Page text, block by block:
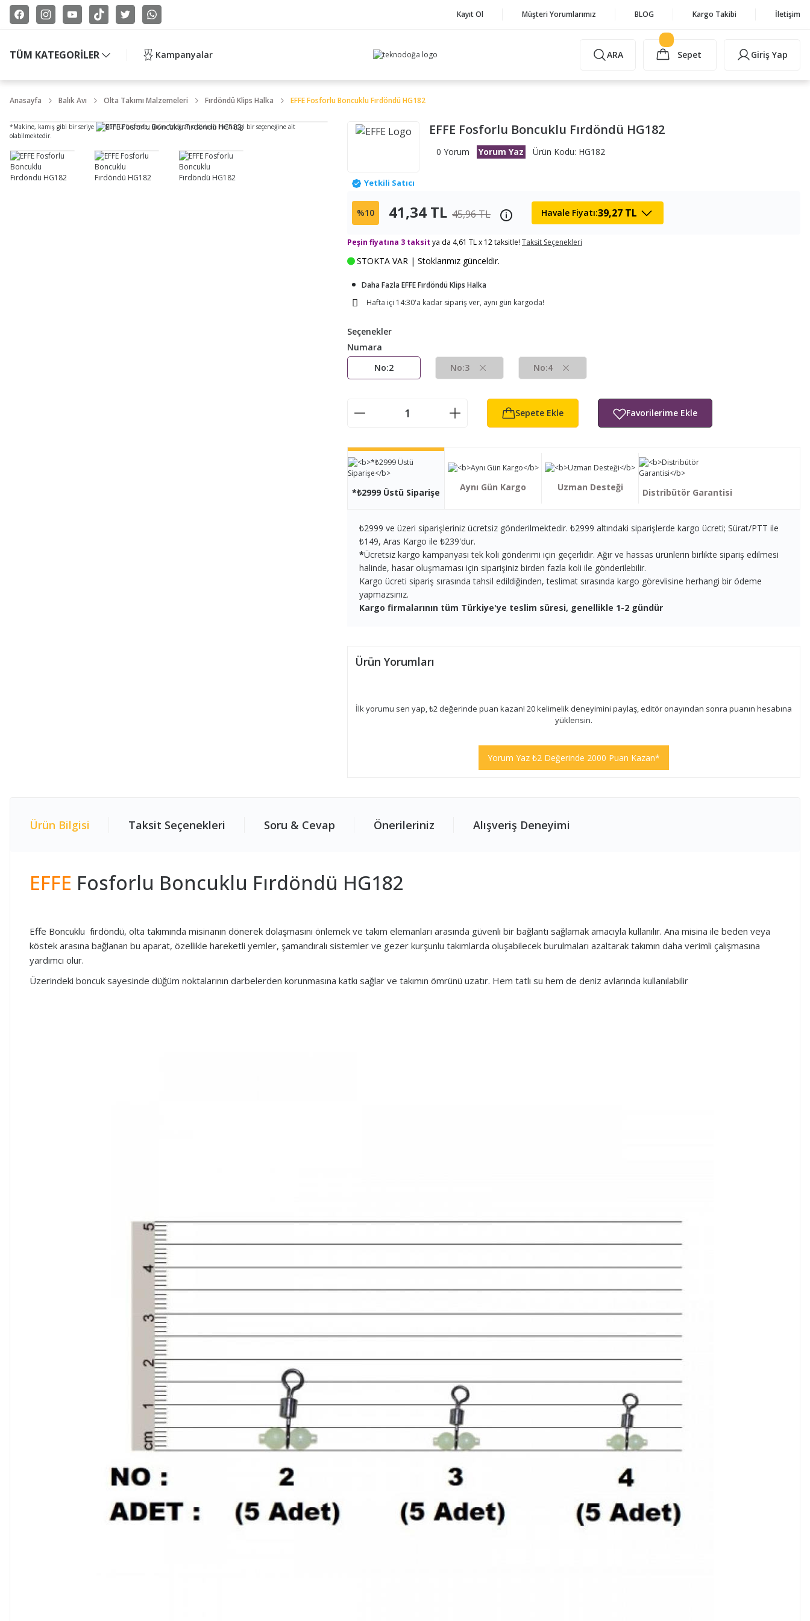
Kayıt Ol Müşteri Yorumlarımız BLOG Kargo Takibi İletişim
TÜM KATEGORİLER Kampanyalar ARA Sepet Giriş Yap
Anasayfa Balık Avı Olta Takımı Malzemeleri Fırdöndü Klips Halka EFFE Fosforlu Boncuklu Fırdöndü HG182
*Makine, kamış gibi bir seriye ait olan ürünlerde, ürün fotoğrafı o serinin herhangi bir seçeneğine ait
olabilmektedir.
Yetkili Satıcı
EFFE Fosforlu Boncuklu Fırdöndü HG182
0 Yorum Yorum Yaz Ürün Kodu: HG182
%10 41,34 TL 45,96 TL Havale Fiyatı:39,27 TL
Peşin fiyatına 3 taksit ya da 4,61 TL x 12 taksitle! Taksit Seçenekleri
STOKTA VAR | Stoklarımız günceldir.
Daha Fazla EFFE Fırdöndü Klips Halka
Hafta içi 14:30'a kadar sipariş ver, aynı gün kargoda!
Seçenekler
Numara
No:2
No:3 No:4
Sepete Ekle
*₺2999 Üstü Siparişe Aynı Gün Kargo Uzman Desteği Distribütör Garantisi
₺2999 ve üzeri siparişleriniz ücretsiz gönderilmektedir. ₺2999 altındaki siparişlerde kargo ücreti; Sürat/PTT ile
₺149, Aras Kargo ile ₺239'dur.
*Ücretsiz kargo kampanyası tek koli gönderimi için geçerlidir. Ağır ve hassas ürünlerin birlikte sipariş edilmesi
halinde, hasar oluşmaması için siparişiniz birden fazla koli ile gönderilebilir.
Kargo ücreti sipariş sırasında tahsil edildiğinden, teslimat sırasında kargo görevlisine herhangi bir ödeme
yapmazsınız.
Kargo firmalarının tüm Türkiye'ye teslim süresi, genellikle 1-2 gündür
Ürün Yorumları
İlk yorumu sen yap, ₺2 değerinde puan kazan! 20 kelimelik deneyimini paylaş, editör onayından sonra puanın hesabına
yüklensin.
Yorum Yaz ₺2 Değerinde 2000 Puan Kazan*
Ürün Bilgisi Taksit Seçenekleri Soru & Cevap Önerileriniz Alışveriş Deneyimi
EFFE Fosforlu Boncuklu Fırdöndü HG182
Effe Boncuklu fırdöndü, olta takımında misinanın dönerek dolaşmasını önlemek ve takım elemanları arasında güvenli bir bağlantı sağlamak amacıyla kullanılır. Ana misina ile beden veya
köstek arasına bağlanan bu aparat, özellikle hareketli yemler, şamandıralı sistemler ve gezer kurşunlu takımlarda oluşabilecek burulmaları azaltarak takımın daha verimli çalışmasına
yardımcı olur.
Üzerindeki boncuk sayesinde düğüm noktalarının darbelerden korunmasına katkı sağlar ve takımın ömrünü uzatır. Hem tatlı su hem de deniz avlarında kullanılabilir